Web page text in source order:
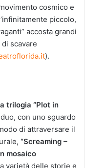
cosmico e
piccolo,
accosta grandi
scavare
).
trilogia “Plot in
con uno sguardo
di attraversare il
“Screaming –
mosaico
varietà delle storie e